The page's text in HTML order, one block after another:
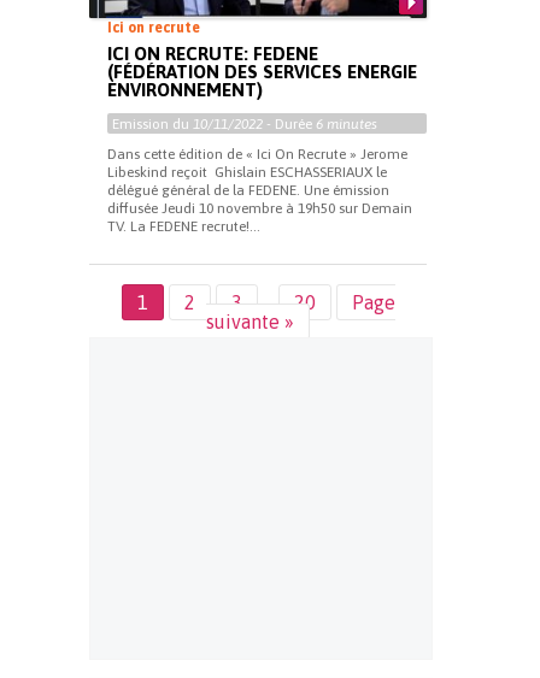
Ici on recrute
ICI ON RECRUTE: FEDENE
(FÉDÉRATION DES SERVICES ENERGIE
ENVIRONNEMENT)
Emission du 10/11/2022 - Durée 6 minutes
Dans cette édition de « Ici On Recrute » Jerome
Libeskind reçoit Ghislain ESCHASSERIAUX le
délégué général de la FEDENE. Une émission
diffusée Jeudi 10 novembre à 19h50 sur Demain
TV. La FEDENE recrute!...
1 2 3 … 20
Page
suivante »